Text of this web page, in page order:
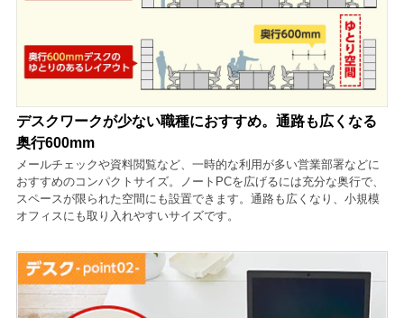
デスクワークが少ない職種におすすめ。通路も広くなる
奥行600mm
メールチェックや資料閲覧など、一時的な利用が多い営業部署などに
おすすめのコンパクトサイズ。ノートPCを広げるには充分な奥行で、
スペースが限られた空間にも設置できます。通路も広くなり、小規模
オフィスにも取り入れやすいサイズです。